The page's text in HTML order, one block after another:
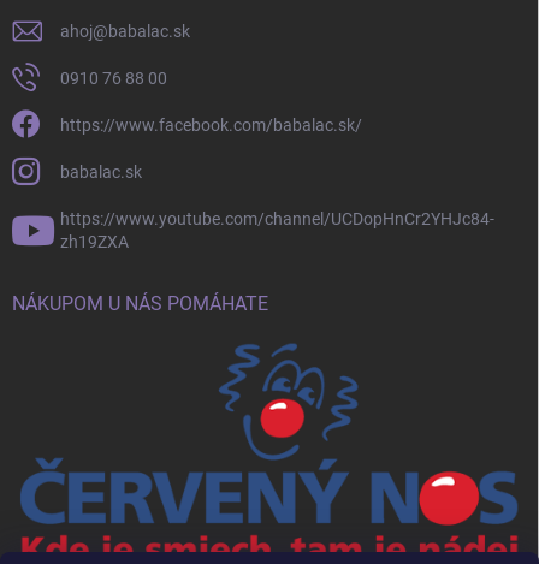
ahoj@babalac.sk
0910 76 88 00
https://www.facebook.com/babalac.sk/
babalac.sk
https://www.youtube.com/channel/UCDopHnCr2YHJc84-
zh19ZXA
NÁKUPOM U NÁS POMÁHATE